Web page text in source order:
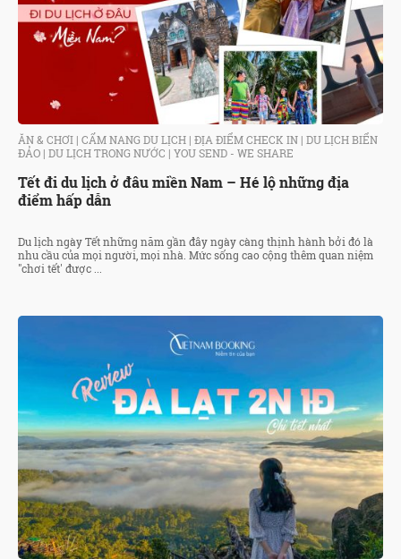
ĂN & CHƠI | CẨM NANG DU LỊCH | ĐỊA ĐIỂM CHECK IN | DU LỊCH BIỂN
ĐẢO | DU LỊCH TRONG NƯỚC | YOU SEND - WE SHARE
Tết đi du lịch ở đâu miền Nam – Hé lộ những địa
điểm hấp dẫn
Du lịch ngày Tết những năm gần đây ngày càng thịnh hành bởi đó là
nhu cầu của mọi người, mọi nhà. Mức sống cao cộng thêm quan niệm
"chơi tết' được ...